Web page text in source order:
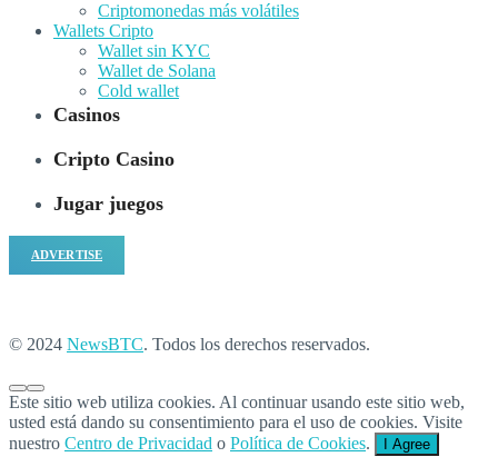
Criptomonedas más volátiles
Wallets Cripto
Wallet sin KYC
Wallet de Solana
Cold wallet
Casinos
Cripto Casino
Jugar juegos
ADVERTISE
© 2024 NewsBTC. Todos los derechos reservados.
Este sitio web utiliza cookies. Al continuar usando este sitio web,
usted está dando su consentimiento para el uso de cookies. Visite
nuestro Centro de Privacidad o Política de Cookies. I Agree